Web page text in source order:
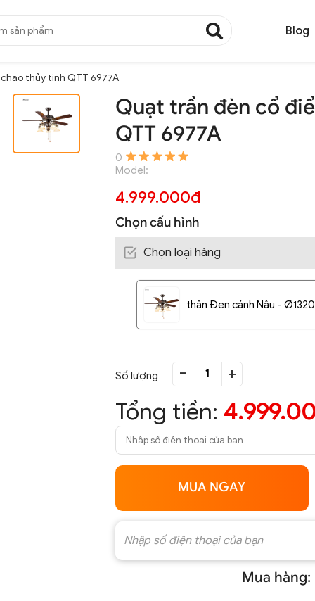
Blog
thủy tinh QTT 6977A
Quạt trần đèn cổ
QTT 6977A
0
Model:
4.999.000đ
Chọn cấu hình
Chọn loại hàng
thân Đen cánh Nâu -
Số lượng - +
Tổng tiền:
MUA NGAY
Mua hàng: